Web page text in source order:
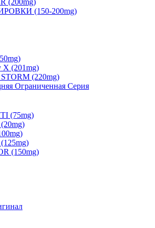
(150-200mg)
(201mg)
(220mg)
Ограниченная Серия
(75mg)
(150mg)